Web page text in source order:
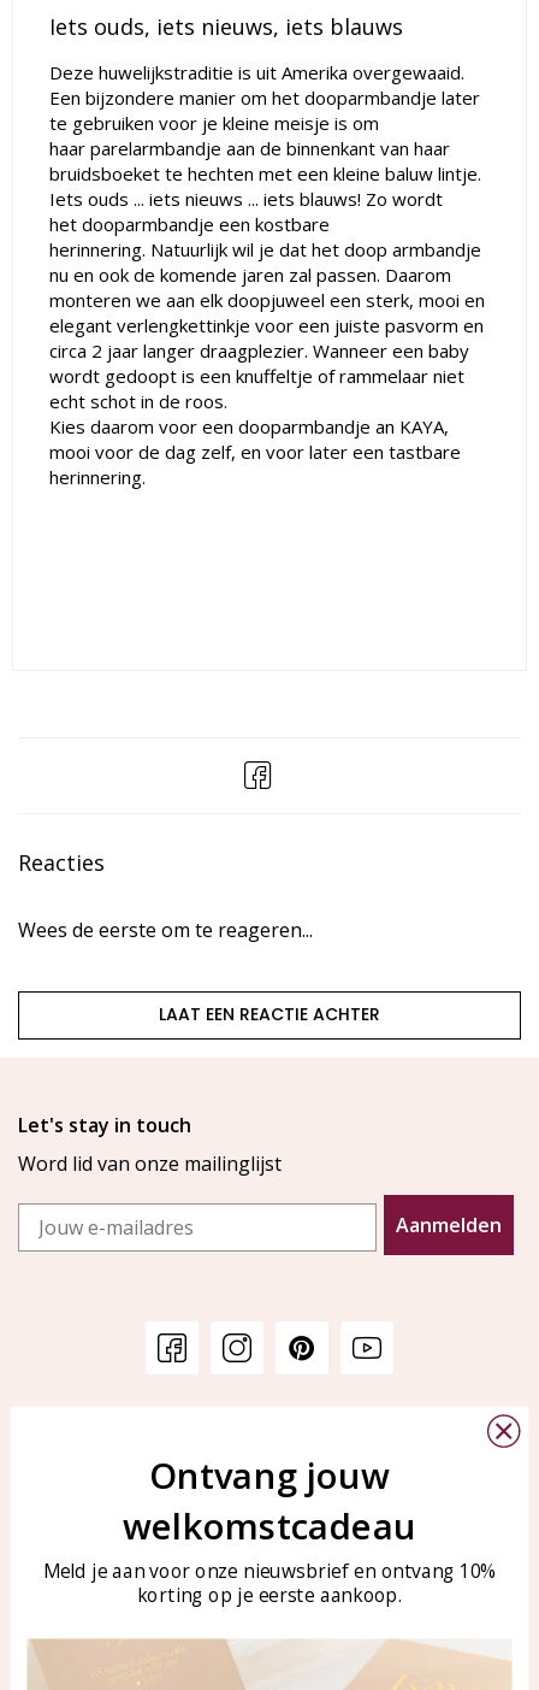
Iets ouds, iets nieuws, iets blauws
Deze huwelijkstraditie is uit Amerika overgewaaid.
Een bijzondere manier om het dooparmbandje later
te gebruiken voor je kleine meisje is om
haar parelarmbandje aan de binnenkant van haar
bruidsboeket te hechten met een kleine baluw lintje.
Iets ouds ... iets nieuws ... iets blauws! Zo wordt
het dooparmbandje een kostbare
herinnering. Natuurlijk wil je dat het doop armbandje
nu en ook de komende jaren zal passen. Daarom
monteren we aan elk doopjuweel een sterk, mooi en
elegant verlengkettinkje voor een juiste pasvorm en
circa 2 jaar langer draagplezier. Wanneer een baby
wordt gedoopt is een knuffeltje of rammelaar niet
echt schot in de roos.
Kies daarom voor een dooparmbandje an KAYA,
mooi voor de dag zelf, en voor later een tastbare
herinnering.
Reacties
Wees de eerste om te reageren...
LAAT EEN REACTIE ACHTER
Let's stay in touch
Word lid van onze mailinglijst
Email
Aanmelden
Veelgestelde vragen
Bellen of WhatsApp Ma-Vr
tussen 09:00-17:00
Tel: 0850003187
klantenservice@kayasierade
Ontvang jouw
welkomstcadeau
Meld je aan voor onze nieuwsbrief en ontvang 10%
korting op je eerste aankoop.